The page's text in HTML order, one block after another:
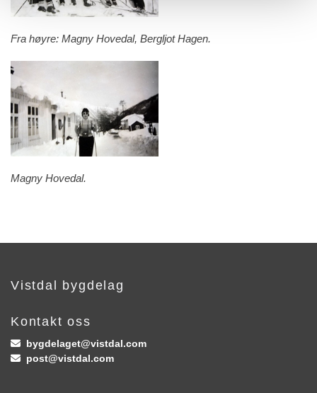
Fra høyre: Magny Hovedal, Bergljot Hagen.
Magny Hovedal.
Vistdal bygdelag
Kontakt oss
 bygdelaget@vistdal.com
 post@vistdal.com